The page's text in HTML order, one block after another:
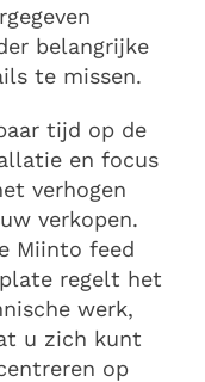
belangrijke
te missen.
tijd op de
en focus
verhogen
verkopen.
Miinto feed
regelt het
werk,
u zich kunt
op